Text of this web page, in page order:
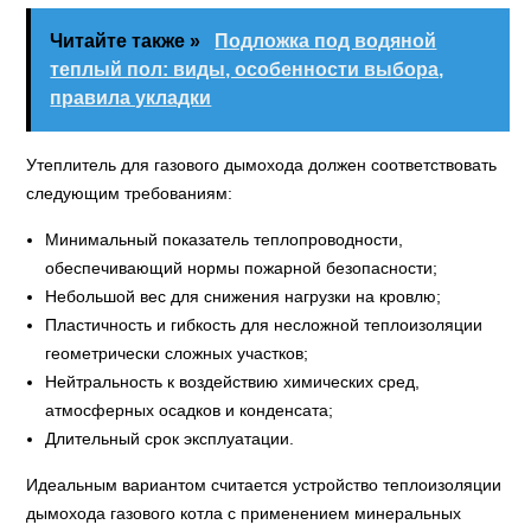
Читайте также »
Подложка под водяной
теплый пол: виды, особенности выбора,
правила укладки
Утеплитель для газового дымохода должен соответствовать
следующим требованиям:
Минимальный показатель теплопроводности,
обеспечивающий нормы пожарной безопасности;
Небольшой вес для снижения нагрузки на кровлю;
Пластичность и гибкость для несложной теплоизоляции
геометрически сложных участков;
Нейтральность к воздействию химических сред,
атмосферных осадков и конденсата;
Длительный срок эксплуатации.
Идеальным вариантом считается устройство теплоизоляции
дымохода газового котла с применением минеральных